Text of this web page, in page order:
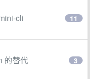
cli 11
的替代 3